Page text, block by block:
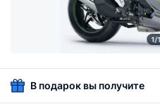
1/
В подарок вы получите